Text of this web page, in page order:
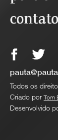
contato
Todos os
Criado por Tom
Desenvolvido